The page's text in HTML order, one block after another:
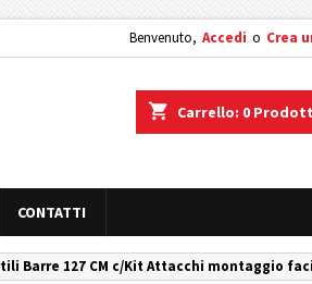
Benvenuto, Accedi o Crea
shopping_cart Carrello: 0
CONTATTI
Barre 127 CM c/Kit Attacchi montaggio